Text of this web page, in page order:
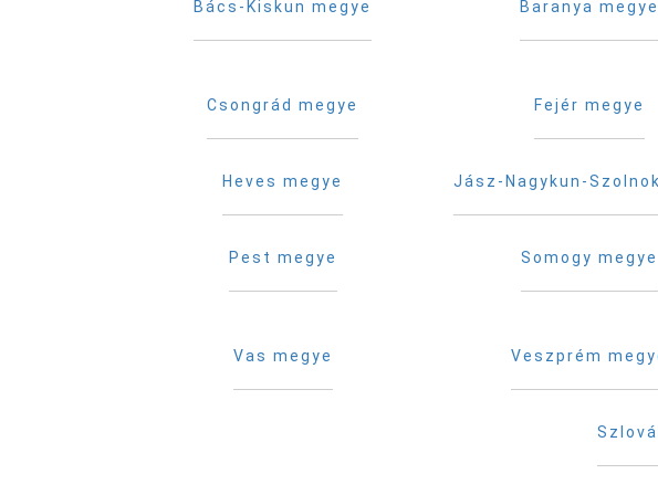
Bács-Kiskun megye Baranya megye
Csongrád megye Fejér megye
Heves megye Jász-Nagykun-
Pest megye Somogy megye
Vas megye Veszprém